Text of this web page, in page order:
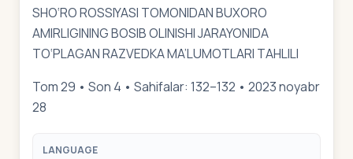
SHO‘RO ROSSIYASI TOMONIDAN BUXORO
AMIRLIGINING BOSIB OLINISHI JARAYONIDA
TO‘PLAGAN RAZVEDKA MA’LUMOTLARI TAHLILI
Tom 29 • Son 4 • Sahifalar: 132–132 • 2023 noyabr
28
LANGUAGE